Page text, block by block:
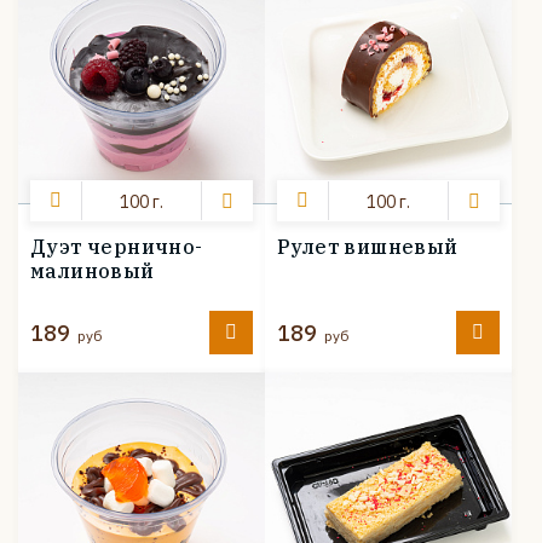
100 г.
Дуэт чернично-
малиновый
189 руб
100 г.
Рулет вишневый
189 руб